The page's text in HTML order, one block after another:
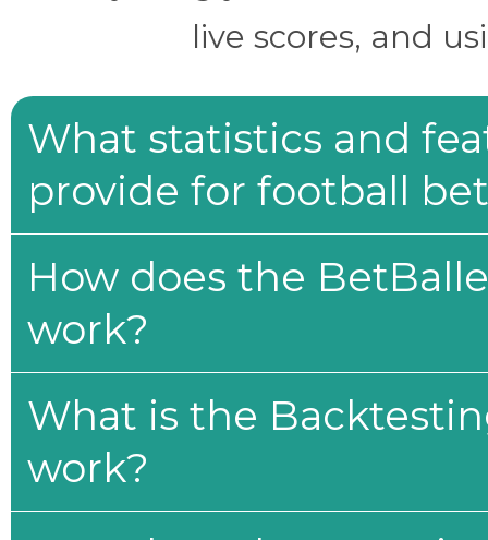
live scores, and
What statistics and
provide for football
How does the
work?
What is the
work?